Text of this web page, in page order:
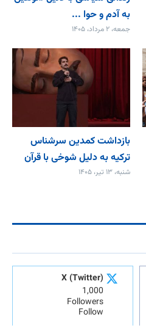
به آدم و حوا ...
جمعه، ۲ مرداد، ۱۴۰۵
بازداشت کمدین سرشناس
ترکیه به دلیل شوخی با قرآن
شنبه، ۱۳ تیر، ۱۴۰۵
X (Twitter)
1,000
Followers
Follow